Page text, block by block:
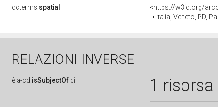
dcterms:spatial
<https://w3id.org/
Italia, Veneto, PD,
RELAZIONI INVERSE
è a-cd:isSubjectOf di 1 risorsa